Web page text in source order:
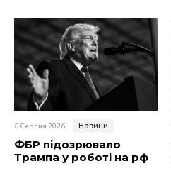
6 Серпня 2026 Новини
ФБР підозрювало
Трампа у роботі на рф